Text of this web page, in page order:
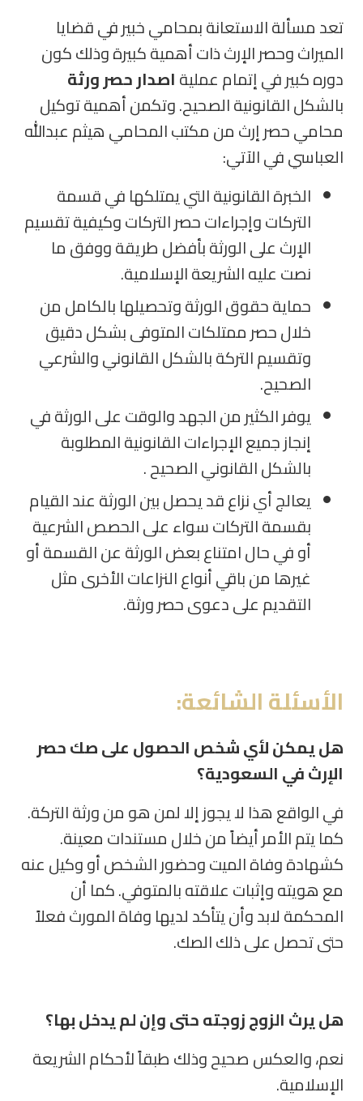
تعد مسألة الاستعانة بمحامي خبير في قضايا
الميراث وحصر الإرث ذات أهمية كبيرة وذلك كون
دوره كبير في إتمام عمليةاصدار حصر ورثة
بالشكل القانونية الصحيح. وتكمن أهمية توكيل
محامي حصر إرث من مكتب المحامي هيثم عبدالله
العباسي في الآتي:
الخبرة القانونية التي يمتلكها في قسمة
التركات وإجراءات حصر التركات وكيفية تقسيم
الإرث على الورثة بأفضل طريقة ووفق ما
نصت عليه الشريعة الإسلامية.
حماية حقوق الورثة وتحصيلها بالكامل من
خلال حصر ممتلكات المتوفى بشكل دقيق
وتقسيم التركة بالشكل القانوني والشرعي
الصحيح.
يوفر الكثير من الجهد والوقت على الورثة في
إنجاز جميع الإجراءات القانونية المطلوبة
بالشكل القانوني الصحيح .
يعالج أي نزاع قد يحصل بين الورثة عند القيام
بقسمة التركات سواء على الحصص الشرعية
أو في حال امتناع بعض الورثة عن القسمة أو
غيرها من باقي أنواع النزاعات الأخرى مثل
التقديم على دعوى حصر ورثة.
الأسئلةالشائعة:
هل يمكن لأي شخص الحصول على صك حصر
الإرث في السعودية؟
في الواقع هذا لا يجوز إلا لمن هو من ورثة التركة.
كما يتم الأمر أيضاً من خلال مستندات معينة.
كشهادة وفاة الميت وحضور الشخص أو وكيل عنه
مع هويته وإثبات علاقته بالمتوفي. كما أن
المحكمة لابد وأن يتأكد لديها وفاة المورث فعلاً
حتى تحصل على ذلك الصك.
هل يرث الزوج زوجته حتى وإن لم يدخل بها؟
نعم، والعكس صحيح وذلك طبقاً لأحكام الشريعة
الإسلامية.